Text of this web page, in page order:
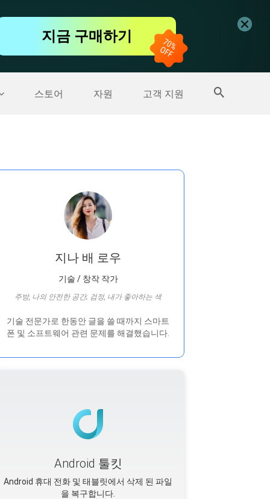
지금 구매하기
스토어 자원 고객 지원
더 많은 제품
지나 배 로우
기술 / 창작 작가
주방, 나의 안전한 공간; 검정, 내가 좋아하는 색
기술 전문가로 한동안 글을 쓸 때까지 스마트
폰 및 소프트웨어 관련 문제를 해결했습니다.
Android 툴킷
Android 휴대 전화 및 태블릿에서 삭제 된 파일
을 복구합니다.